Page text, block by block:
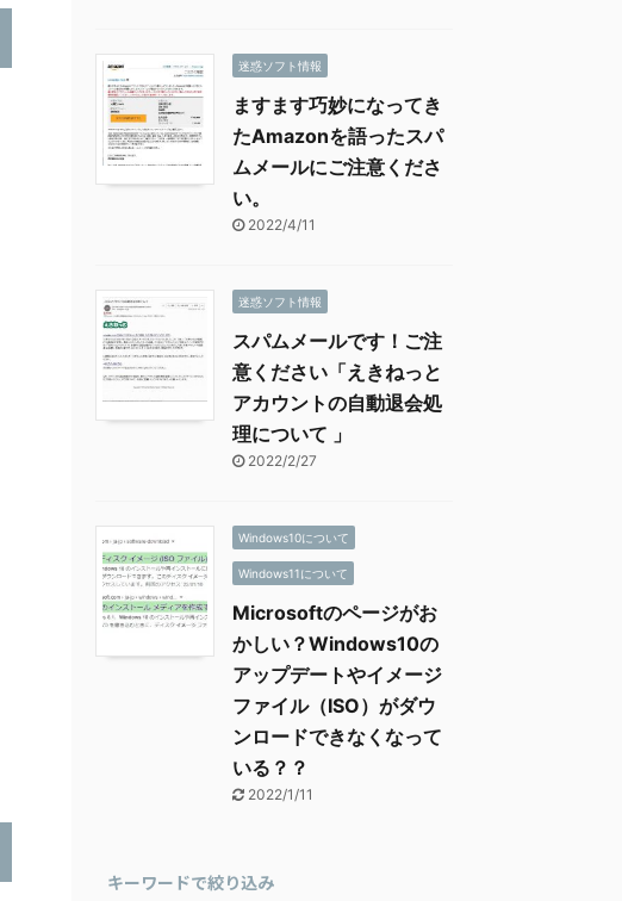
迷惑ソフト情報
ますます巧妙になってき
たAmazonを語ったスパ
ムメールにご注意くださ
い。
2022/4/11
迷惑ソフト情報
スパムメールです！ご注
意ください「えきねっと
アカウントの自動退会処
理について 」
2022/2/27
Windows10について
Windows11について
Microsoftのページがお
かしい？Windows10の
アップデートやイメージ
ファイル（ISO）がダウ
ンロードできなくなって
いる？？
2022/1/11
キーワードで絞り込み